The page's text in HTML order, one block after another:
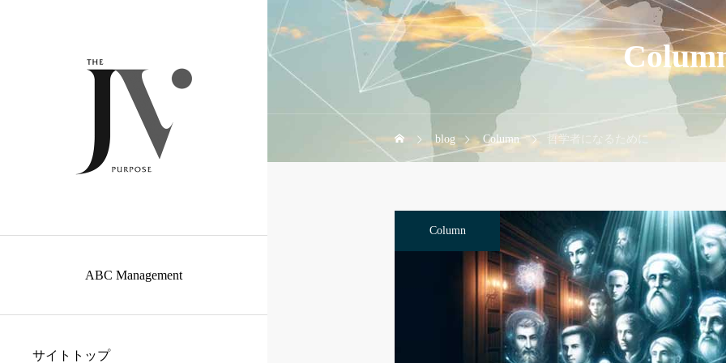
ABC Management
サイトトップ
blog Column 哲学者になるために
Column